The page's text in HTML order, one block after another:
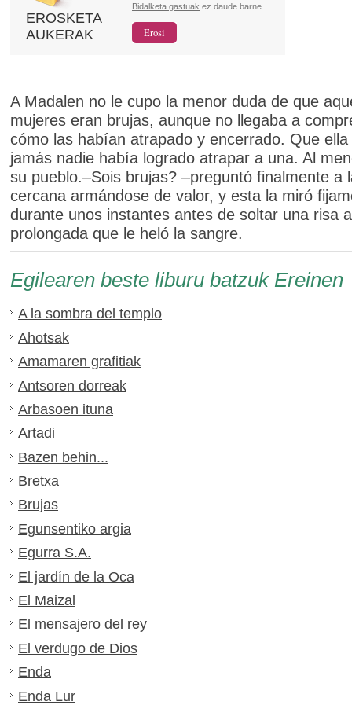
EROSKETA
AUKERAK
Bidalketa gastuak ez daude barne
A Madalen no le cupo la menor duda de que
mujeres eran brujas, aunque no llegaba a
cómo las habían atrapado y encerrado. Que ella
jamás nadie había logrado atrapar a una. Al
su pueblo.–Sois brujas? –preguntó finalmente a
cercana armándose de valor, y esta la miró
durante unos instantes antes de soltar una risa
prolongada que le heló la sangre.
Egilearen beste liburu batzuk Ereinen
A la sombra del templo
Ahotsak
Amamaren grafitiak
Antsoren dorreak
Arbasoen ituna
Artadi
Bazen behin...
Bretxa
Brujas
Egunsentiko argia
Egurra S.A.
El jardín de la Oca
El Maizal
El mensajero del rey
El verdugo de Dios
Enda
Enda Lur